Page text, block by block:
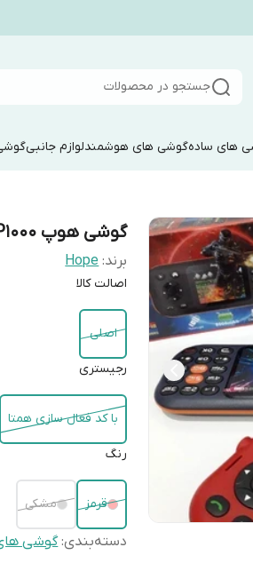
جستجو در محصولات
های سادهگوشی های هوشمندلوازم جانبی
گوشی هوپ P1000 | حافظه 128 مگابایت ا
برند: Hope
اصالت کالا
اصلی
رجیستری
با کد فعال سازی همتا
رنگ
قرمز مشکی
دسته‌بندی:گوشی